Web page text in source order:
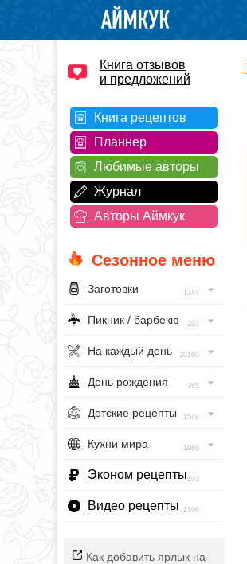
Книга отзывов
и предложений
Книга рецептов
Планнер
Любимые авторы
Журнал
Авторы Аймкук
Сезонное меню
Заготовки 1347
Пикник / барбекю 293
На каждый день 20160
День рождения 385
Детские рецепты 1548
Кухни мира 1968
Эконом рецепты393
Видео рецепты 1396
Как добавить ярлык на